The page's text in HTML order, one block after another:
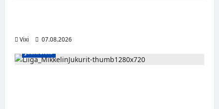
Vixi
07.08.2026
Jääkiekko